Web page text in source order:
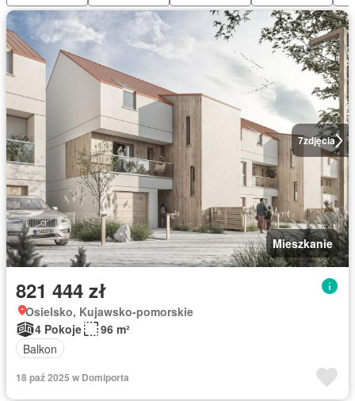
7zdjęcia
Mieszkanie
821 444 zł
Osielsko, Kujawsko-pomorskie
4 Pokoje
96 m²
Balkon
18 paź 2025 w Domiporta